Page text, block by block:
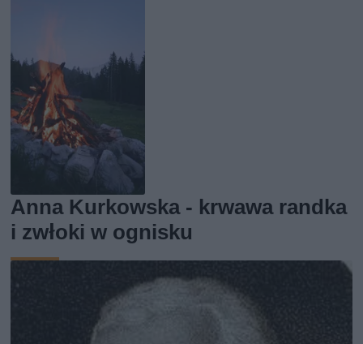
Anna Kurkowska - krwawa randka
i zwłoki w ognisku